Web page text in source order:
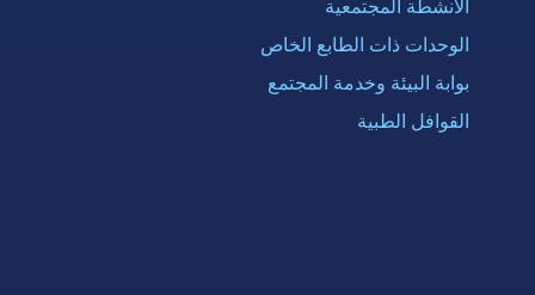
الأنشطة المجتمعية
الوحدات ذات الطابع الخاص
بوابة البيئة وخدمة المجتمع
القوافل الطبية